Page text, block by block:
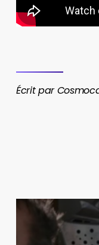
Écrit par